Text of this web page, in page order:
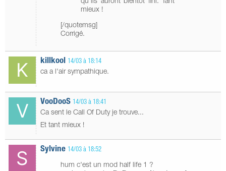
mieux !
[/quotemsg]
Corrigé.
killkool 14/03 à 18:14
ca a l'air sympathique.
VooDooS 14/03 à 18:41
Ca sent le Call Of Duty je trouve...
Et tant mieux !
Sylvine 14/03 à 18:52
hum c'est un mod half life 1 ?